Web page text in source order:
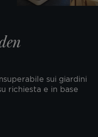
sui giardini
richiesta e in base